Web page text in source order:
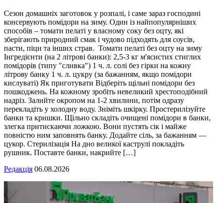
Сезон домашніх заготовок у розпалі, і саме зараз господині
консервують помідори на зиму. Один із найпопулярніших
способів – томати пелаті у власному соку без оцту, які
зберігають природний смак і чудово підходять для соусів,
пасти, піци та інших страв. Томати пелаті без оцту на зиму
Інгредієнти (на 2 літрові банки): 2,5-3 кг м'ясистих стиглих
помідорів (типу "сливка") 1 ч. л. солі без гірки на кожну
літрову банку 1 ч. л. цукру (за бажанням, якщо помідори
кислуваті) Як приготувати Відберіть щільні помідори без
пошкоджень. На кожному зробіть невеликий хрестоподібний
надріз. Залийте окропом на 1-2 хвилини, потім одразу
перекладіть у холодну воду. Зніміть шкірку. Простерилізуйте
банки та кришки. Щільно складіть очищені помідори в банки,
злегка притискаючи ложкою. Вони пустять сік і майже
повністю ним заповнять банку. Додайте сіль, за бажанням —
цукор. Стерилізація На дно великої каструлі покладіть
рушник. Поставте банки, накрийте […]
Редакція 06.08.2026